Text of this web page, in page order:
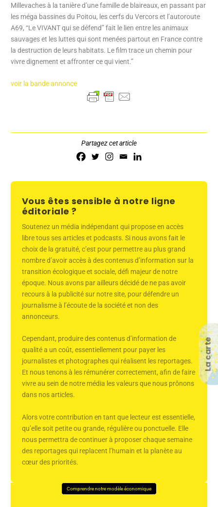
La carte
Millevaches à la tanière d’une famille de blaireaux, en passant par
les méga bassines du Poitou, les cerfs du Vercors et l’autoroute
A69, “Le VIVANT qui se défend” fait le lien entre les animaux
sauvages et les luttes qui sont menées partout en France contre
la destruction de leurs habitats. Le film trace un chemin pour
vivre dignement et affronter ce qui vient.”
voir la bande annonce
Partagez cet article
Vous êtes sensible à notre ligne
éditoriale ?
Soutenez un média indépendant qui propose en accès
libre tous ses articles et podcasts. Si nous avons fait le
choix de la gratuité, c’est pour permettre au plus grand
nombre d’avoir accès à des contenus d’information sur la
transition écologique et sociale, défi majeur de notre
époque. Nous avons par ailleurs décidé de ne pas avoir
recours à la publicité sur notre site, pour défendre un
journalisme à l’écoute de la société et non des
annonceurs.
Cependant, produire des contenus d’information de
qualité a un coût, essentiellement pour payer les
journalistes et photographes qui réalisent les reportages.
Et nous tenons à les rémunérer correctement, afin de faire
vivre au sein de notre média les valeurs que nous prônons
dans nos articles.
Alors votre contribution en tant que lecteur est essentielle,
qu’elle soit petite ou grande, régulière ou ponctuelle. Elle
nous permettra de continuer à proposer chaque semaine
des reportages qui replacent l’humain et la planète au
cœur des priorités.
Comprendre notre modèle économique